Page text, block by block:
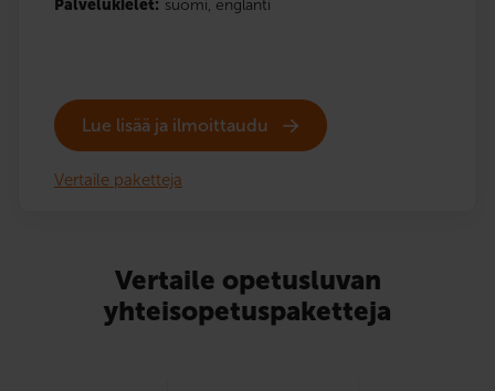
Palvelukielet: suomi, englanti
Lue lisää ja ilmoittaudu
Vertaile paketteja
Vertaile opetusluvan
yhteisopetuspaketteja